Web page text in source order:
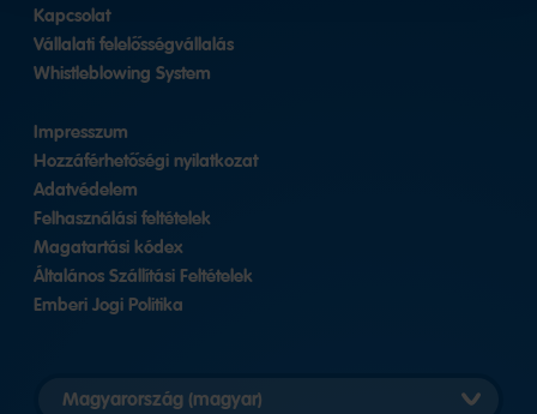
Kapcsolat
Vállalati felelősségvállalás
Whistleblowing System
Impresszum
Hozzáférhetőségi nyilatkozat
Adatvédelem
Felhasználási feltételek
Magatartási kódex
Általános Szállítási Feltételek
Emberi Jogi Politika